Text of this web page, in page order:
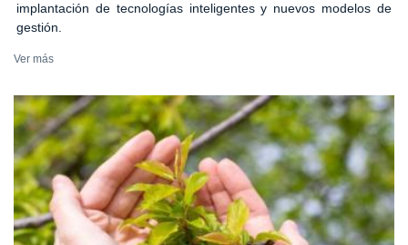
implantación de tecnologías inteligentes y nuevos modelos de
gestión.
Ver más